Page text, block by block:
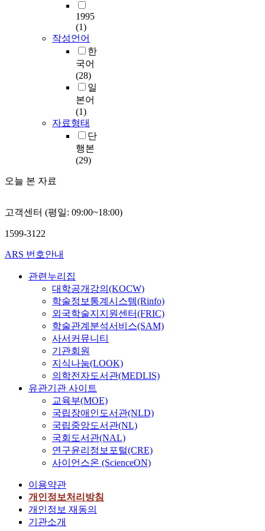
1995
(1)
작성언어
한
국어
(28)
일
본어
(1)
자료형태
단
행본
(29)
오늘 본 자료
고객센터 (평일: 09:00~18:00)
1599-3122
ARS 번호안내
관련누리집
대학공개강의(KOCW)
학술정보통계시스템(Rinfo)
외국학술지지원센터(FRIC)
학술관계분석서비스(SAM)
사서커뮤니티
기관회원
지식나눔(LOOK)
의학전자도서관(MEDLIS)
유관기관 사이트
교육부(MOE)
국립장애인도서관(NLD)
국립중앙도서관(NL)
국회도서관(NAL)
연구윤리정보포털(CRE)
사이언스온 (ScienceON)
이용약관
개인정보처리방침
개인정보 재동의
기관소개